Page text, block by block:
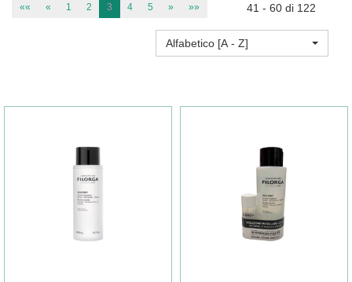
«« « 1 2 3 4 5 » »» 41 - 60 di 122
Alfabetico [A - Z]